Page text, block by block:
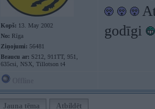
Kopš: 13. May 2002
No: Rīga
Ziņojumi: 56481
Braucu ar: S212, 911TT, 951,
635csi, NSX, Tillotson t4
godīgi
Jauna tēma Atbildēt